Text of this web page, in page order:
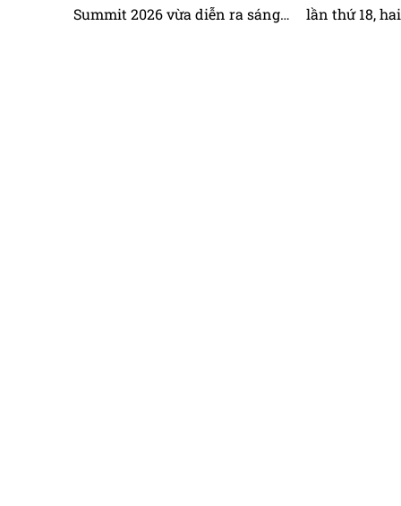
Summit 2026 vừa diễn ra sáng
lần thứ 18,